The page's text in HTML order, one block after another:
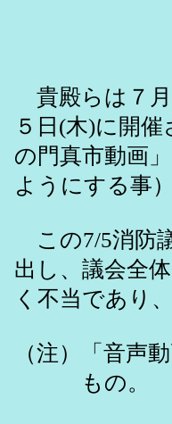
2012
貴殿らは７月
５日(木)に開
の門真市動画
ようにする事
この7/5消防
出し、議会全
く不当であり
（注）「音声
もの。